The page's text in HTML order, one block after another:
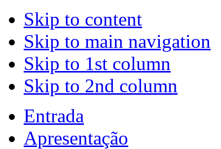
Skip to content
Skip to main navigation
Skip to 1st column
Skip to 2nd column
Entrada
Apresentação